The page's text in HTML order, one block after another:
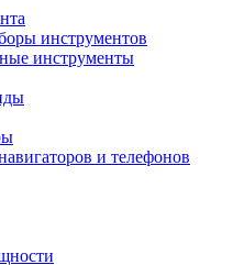
инструментов
инструменты
и телефонов